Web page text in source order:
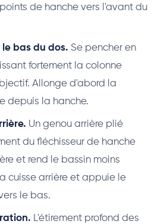
points de hanche vers l'avant du
bas du dos. Se pencher en
fortement la colonne
Allonge d'abord la
depuis la hanche.
Un genou arrière plié
du fléchisseur de hanche
et rend le bassin moins
cuisse arrière et appuie le
le bas.
L'étirement profond des